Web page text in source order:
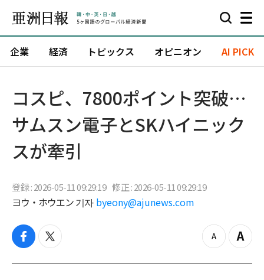
企業 経済 トピックス オピニオン AI PICK
コスピ、7800ポイント突破…
サムスン電子とSKハイニック
スが牽引
登録 : 2026-05-11 09:29:19 修正 : 2026-05-11 09:29:19
ヨウ・ホウエン 기자 byeony@ajunews.com
f
c
t
i
z
o
Z
o